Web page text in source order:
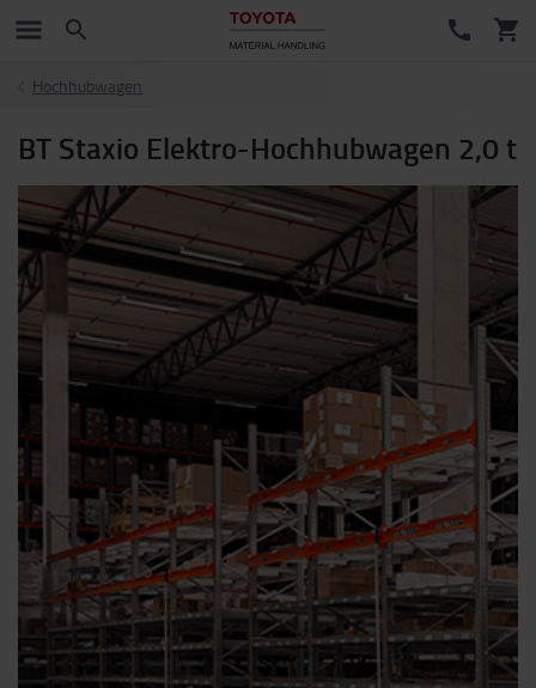
Hochhubwagen
BT Staxio Elektro-Hochhubwagen 2,0 t